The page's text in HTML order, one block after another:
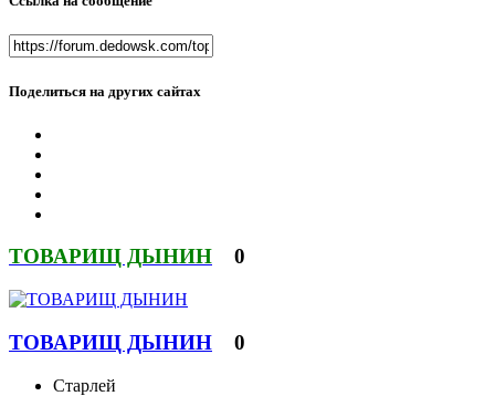
Поделиться на других сайтах
ТОВАРИЩ ДЫНИН 0
ТОВАРИЩ ДЫНИН 0
Старлей